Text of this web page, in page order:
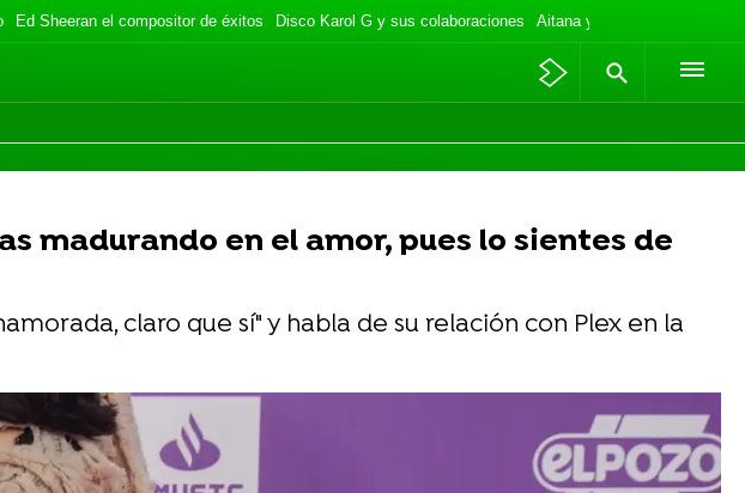
Ed Sheeran el compositor de éxitos Disco Karol G y sus colaboraciones Aitana y Plex de vacaciones
madurando en el amor, pues lo sientes de
claro que sí" y habla de su relación con Plex en la